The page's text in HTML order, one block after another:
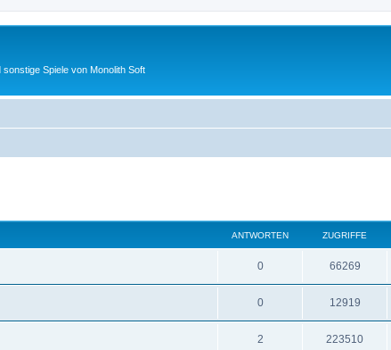
Spiele von Monolith Soft
ANTWORTEN ZUGRIFFE
0 66269
0 12919
2 223510